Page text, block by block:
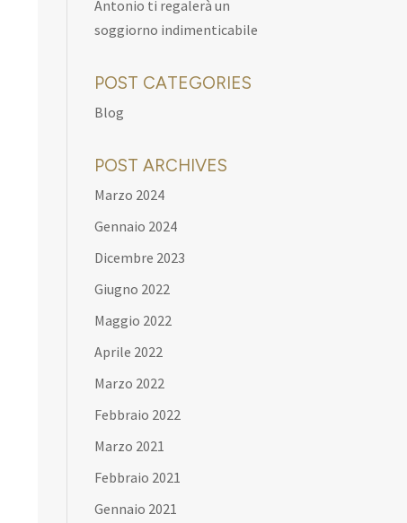
Antonio ti regalerà un
soggiorno indimenticabile
POST CATEGORIES
Blog
POST ARCHIVES
Marzo 2024
Gennaio 2024
Dicembre 2023
Giugno 2022
Maggio 2022
Aprile 2022
Marzo 2022
Febbraio 2022
Marzo 2021
Febbraio 2021
Gennaio 2021